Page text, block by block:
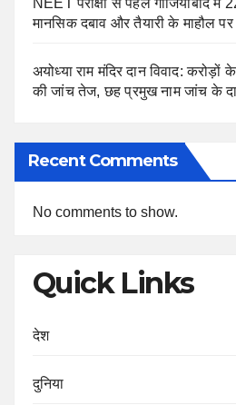
मानसिक दबाव और तैयारी के माहौल
अयोध्या राम मंदिर दान विवाद:
की जांच तेज, छह प्रमुख नाम जांच के
Recent Comments
No comments to show.
Quick Links
देश
दुनिया